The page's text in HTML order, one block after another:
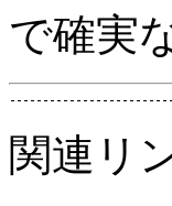
で確実
関連リ